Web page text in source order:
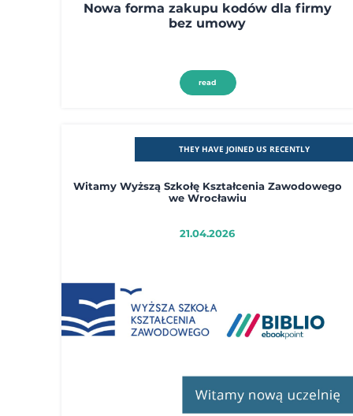
Nowa forma zakupu kodów dla firmy
bez umowy
read
THEY HAVE JOINED US RECENTLY
Witamy Wyższą Szkołę Kształcenia Zawodowego
we Wrocławiu
21.04.2026